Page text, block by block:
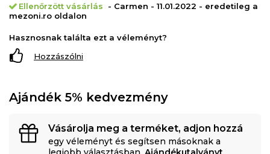
Ellenőrzött vásárlás
- Carmen - 11.01.2022 - eredetileg a
mezoni.ro oldalon
Hasznosnak találta ezt a véleményt?
Hozzászólni
Ajándék 5% kedvezmény
Vásárolja meg a terméket, adjon hozzá
egy véleményt és segítsen másoknak a